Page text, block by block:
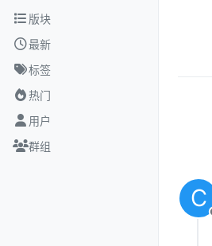
跳转至内容
版块
最新
标签
热门
用户
群组
C